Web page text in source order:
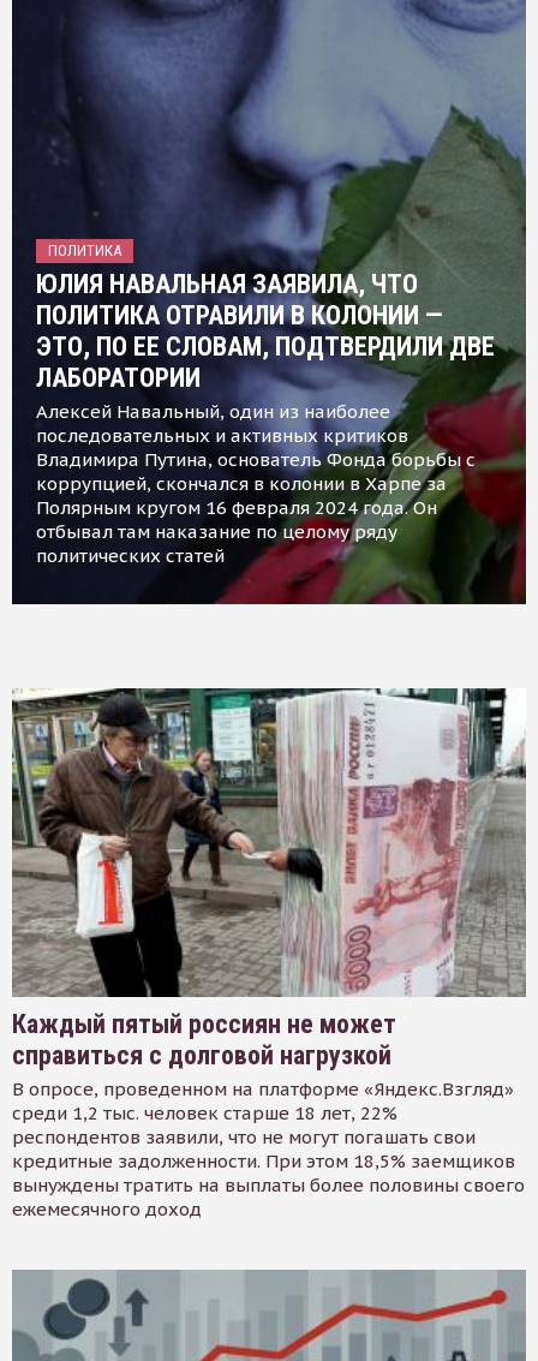
ПОЛИТИКА
ЮЛИЯ НАВАЛЬНАЯ ЗАЯВИЛА, ЧТО
ПОЛИТИКА ОТРАВИЛИ В КОЛОНИИ —
ЭТО, ПО ЕЕ СЛОВАМ, ПОДТВЕРДИЛИ ДВЕ
ЛАБОРАТОРИИ
Алексей Навальный, один из наиболее
последовательных и активных критиков
Владимира Путина, основатель Фонда борьбы с
коррупцией, скончался в колонии в Харпе за
Полярным кругом 16 февраля 2024 года. Он
отбывал там наказание по целому ряду
политических статей
Каждый пятый россиян не может
справиться с долговой нагрузкой
В опросе, проведенном на платформе «Яндекс.Взгляд»
среди 1,2 тыс. человек старше 18 лет, 22%
респондентов заявили, что не могут погашать свои
кредитные задолженности. При этом 18,5% заемщиков
вынуждены тратить на выплаты более половины своего
ежемесячного доход